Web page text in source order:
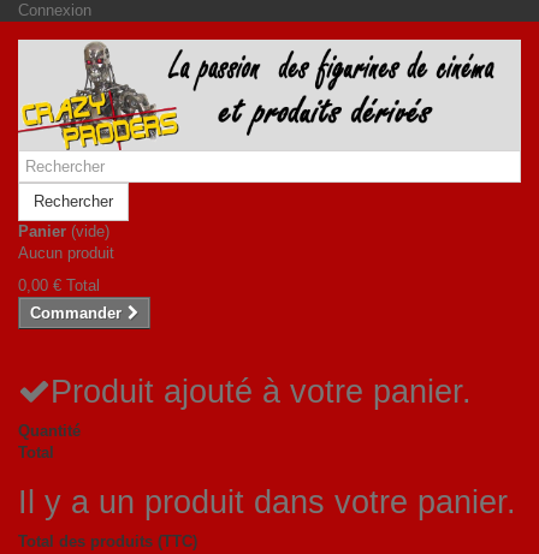
Connexion
Rechercher
Panier (vide)
Aucun produit
0,00 € Total
Commander
Produit ajouté à votre panier.
Quantité
Total
Il y a un produit dans votre panier.
Total des produits (TTC)